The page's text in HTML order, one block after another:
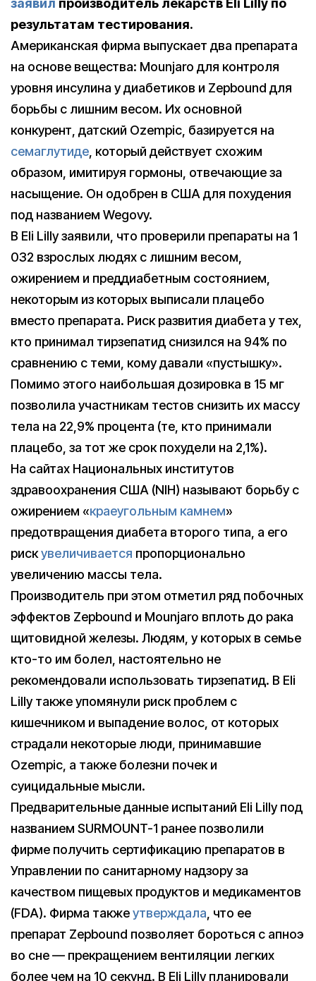
заявил производитель лекарств Eli Lilly по
результатам тестирования.
Американская фирма выпускает два препарата
на основе вещества: Mounjaro для контроля
уровня инсулина у диабетиков и Zepbound для
борьбы с лишним весом. Их основной
конкурент, датский Ozempic, базируется на
семаглутиде, который действует схожим
образом, имитируя гормоны, отвечающие за
насыщение. Он одобрен в США для похудения
под названием Wegovy.
В Eli Lilly заявили, что проверили препараты на 1
032 взрослых людях с лишним весом,
ожирением и преддиабетным состоянием,
некоторым из которых выписали плацебо
вместо препарата. Риск развития диабета у тех,
кто принимал тирзепатид снизился на 94% по
сравнению с теми, кому давали «пустышку».
Помимо этого наибольшая дозировка в 15 мг
позволила участникам тестов снизить их массу
тела на 22,9% процента (те, кто принимали
плацебо, за тот же срок похудели на 2,1%).
На сайтах Национальных институтов
здравоохранения США (NIH) называют борьбу с
ожирением «краеугольным камнем»
предотвращения диабета второго типа, а его
рискувеличивается пропорционально
увеличению массы тела.
Производитель при этом отметил ряд побочных
эффектов Zepbound и Mounjaro вплоть до рака
щитовидной железы. Людям, у которых в семье
кто-то им болел, настоятельно не
рекомендовали использовать тирзепатид. В Eli
Lilly также упомянули риск проблем с
кишечником и выпадение волос, от которых
страдали некоторые люди, принимавшие
Ozempic, а также болезни почек и
суицидальные мысли.
Предварительные данные испытаний Eli Lilly под
названием SURMOUNT-1 ранее позволили
фирме получить сертификацию препаратов в
Управлении по санитарному надзору за
качеством пищевых продуктов и медикаментов
(FDA). Фирма такжеутверждала, что ее
препарат Zepbound позволяет бороться с апноэ
во сне — прекращением вентиляции легких
более чем на 10 секунд. В Eli Lilly планировали